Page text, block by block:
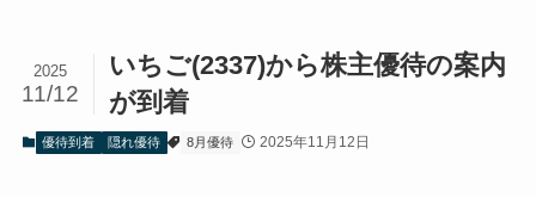
いちご(2337)から株主優待の案内
が到着
2025
11/12
優待到着 隠れ優待 8月優待 2025年11月12日